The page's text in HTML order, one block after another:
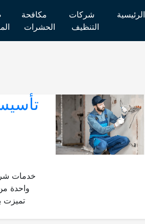
الرئيسية
شركات
التنظيف
مكافحة
الحشرات
خدمات
واحدة
تميزت